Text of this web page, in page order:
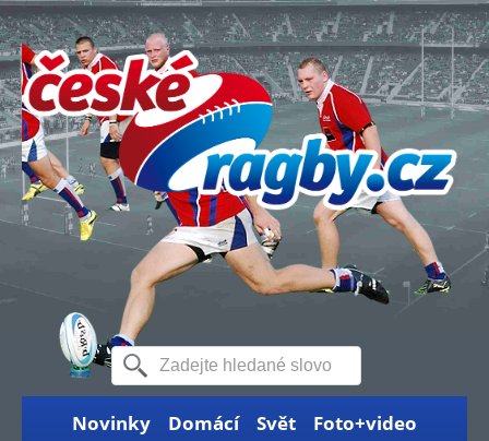
Novinky Domácí Svět Foto+video